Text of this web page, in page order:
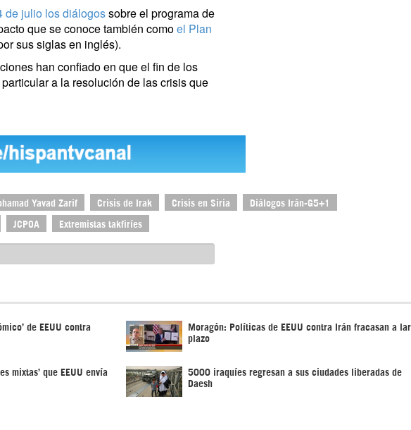
de julio los diálogossobre el programa de
que se conoce también comoel Plan
sus siglas en inglés).
han confiado en que el fin de los
a la resolución de las crisis que
Yavad Zarif Crisis de Irak Crisis en Siria Diálogos Irán-G5+1
JCPOA Extremistas takfiríes
de EEUU contra Moragón: Políticas de EEUU contra Irán fracasan a
plazo
mixtas’ que EEUU envía 5000 iraquíes regresan a sus ciudades liberadas de
Daesh